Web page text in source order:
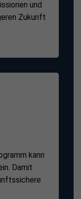
und
Zukunft
kann
Damit